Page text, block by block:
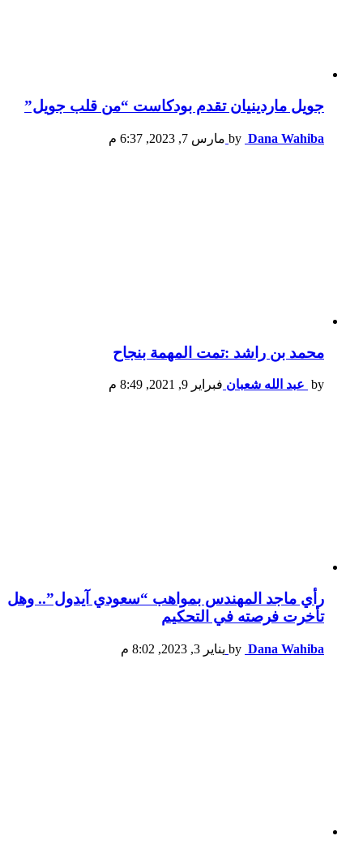
جويل ماردينيان تقدم بودكاست “من قلب جويل”
by Dana Wahiba مارس 7, 2023, 6:37 م
محمد بن راشد :تمت المهمة بنجاح
by عبد الله شعبان فبراير 9, 2021, 8:49 م
رأي ماجد المهندس بمواهب “سعودي آيدول”.. وهل
تأخرت فرصته في التحكيم
by Dana Wahiba يناير 3, 2023, 8:02 م